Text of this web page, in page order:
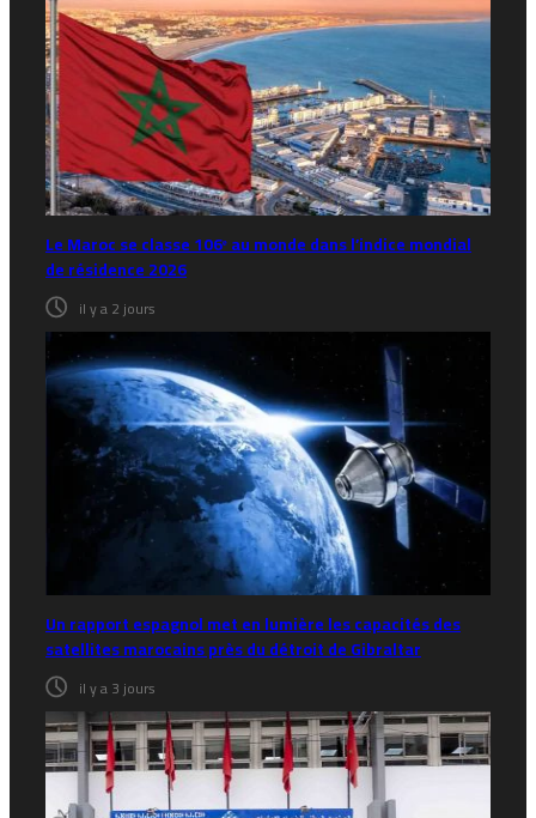
Le Maroc se classe 106ᵉ au monde dans l’indice mondial
de résidence 2026
il y a 2 jours
Un rapport espagnol met en lumière les capacités des
satellites marocains près du détroit de Gibraltar
il y a 3 jours